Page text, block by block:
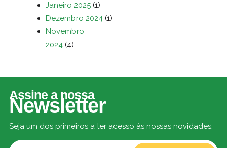
Janeiro 2025 (1)
Dezembro 2024 (1)
Novembro
2024 (4)
Assine a nossa
Newsletter
Seja um dos primeiros a ter acesso às nossas novidades.